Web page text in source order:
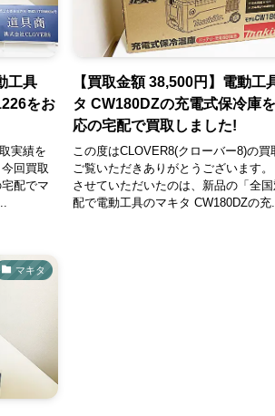
工具
をお
実績を
回買取
配でマ
【買取金額 38,500円】電動工
タ CW180DZの充電式保冷庫
応の宅配で買取しました!
この度はCLOVER8(クローバー8)の買
ご覧いただきありがとうございます
させていただいたのは、新品の「全
配で電動工具のマキタ CW180DZの充
マキタ